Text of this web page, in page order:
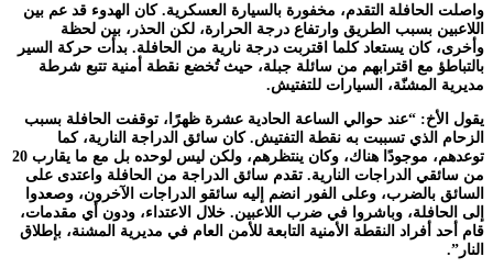
واصلت الحافلة التقدم، مخفورة بالسيارة العسكرية. كان الهدوء قد عم بين
اللاعبين بسبب الطريق وارتفاع درجة الحرارة، لكن الحذر، بين لحظة
وأخرى، كان يستعاد كلما اقتربت درجة نارية من الحافلة. بدأت حركة السير
بالتباطؤ مع اقترابهم من سائلة جبلة، حيث تُخضع نقطة أمنية تتبع شرطة
مديرية المشنّة، السيارات للتفتيش.
يقول الأخ: “عند حوالي الساعة الحادية عشرة ظهرًا، توقفت الحافلة بسبب
الزحام الذي تسببت به نقطة التفتيش. كان سائق الدراجة النارية، كما
توعدهم، موجودًا هناك، وكان ينتظرهم، ولكن ليس لوحده بل مع ما يقارب 20
من سائقي الدراجات النارية. تقدم سائق الدراجة من الحافلة واعتدى على
السائق بالضرب، وعلى الفور انضم إليه سائقو الدراجات الآخرون، وصعدوا
إلى الحافلة، وباشروا في ضرب اللاعبين. خلال الاعتداء، ودون أي مقدمات،
قام أحد أفراد النقطة الأمنية التابعة للأمن العام في مديرية المشنة، بإطلاق
النار”.